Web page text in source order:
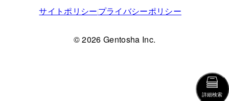
詳細検索
サイトポリシープライバシーポリシー
© 2026 Gentosha Inc.